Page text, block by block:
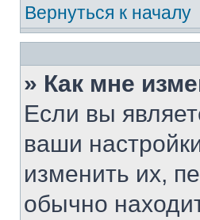
Вернуться к началу
» Как мне
Если вы
ваши
изменить их,
обычно